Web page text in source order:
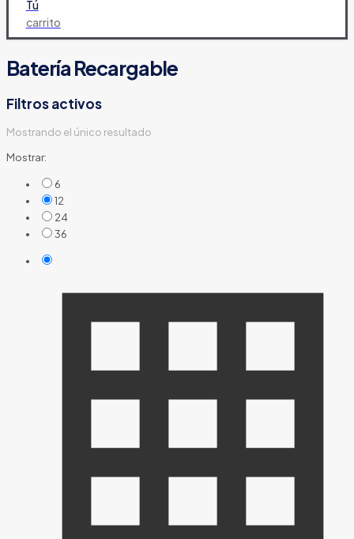
Tú
carrito
Batería Recargable
Filtros activos
Mostrando el único resultado
Mostrar:
6
12
24
36